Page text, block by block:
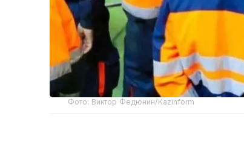
Фото: Виктор Федюнин/Kazinform